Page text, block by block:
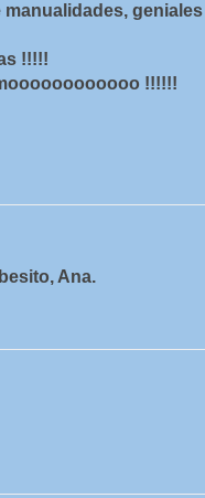
geniales
!!!!!
!!!!!!
Ana.